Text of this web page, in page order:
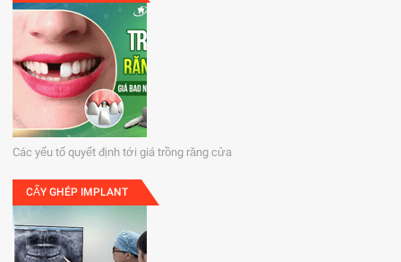
Các yếu tố quyết định tới giá trồng răng cửa
CẤY GHÉP IMPLANT